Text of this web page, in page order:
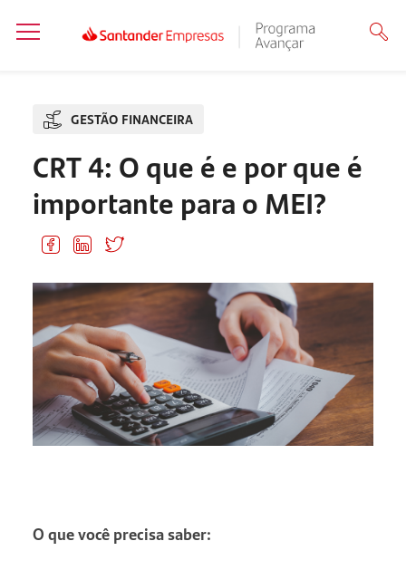
GESTÃO FINANCEIRA
CRT 4: O que é e por que é
importante para o MEI?
O que você precisa saber: